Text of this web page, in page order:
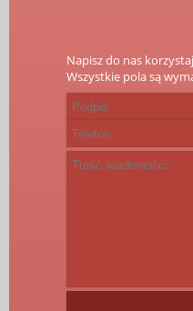
Napisz do nas
Wszystkie pola są